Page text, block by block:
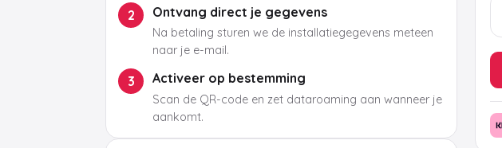
2 Ontvang direct je gegevens
Na betaling sturen we de installatiegegevens meteen
naar je e-mail.
3 Activeer op bestemming
Scan de QR-code en zet dataroaming aan wanneer je
aankomt.